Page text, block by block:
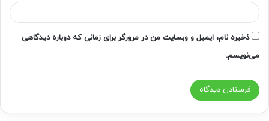
ذخیره نام، ایمیل و وبسایت من در مرورگر برای زمانی که دوباره دیدگاهی
می‌نویسم.